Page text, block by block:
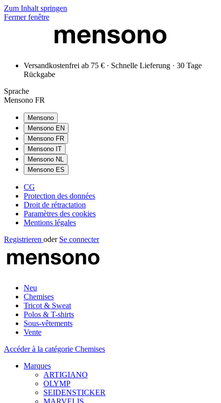
Zum Inhalt springen
Fermer fenêtre
Versandkostenfrei ab 75 € · Schnelle Lieferung · 30 Tage
Rückgabe
Sprache
Mensono FR
Mensono
Mensono EN
Mensono FR
Mensono IT
Mensono NL
Mensono ES
CG
Protection des données
Droit de rétractation
Paramètres des cookies
Mentions légales
Registrieren oder Se connecter
Neu
Chemises
Tricot & Sweat
Polos & T-shirts
Sous-vêtements
Vente
Accéder à la catégorie Chemises
Marques
ARTIGIANO
OLYMP
SEIDENSTICKER
MARVELIS